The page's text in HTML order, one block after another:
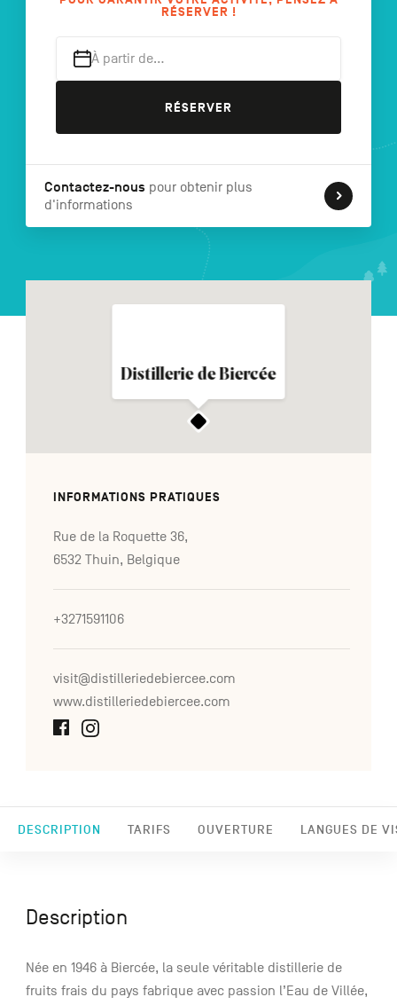
secondaire
RÉSERVER !
À partir de…
RÉSERVER
Contactez-nous pour obtenir plus
d'informations
DESCRIPTION TARIFS OUVERTURE LANGUES DE
Distillerie de Biercée
INFORMATIONS PRATIQUES
Rue de la Roquette 36,
6532 Thuin, Belgique
+3271591106
visit@distilleriedebiercee.com
www.distilleriedebiercee.com
Description
Née en 1946 à Biercée, la seule véritable distillerie de
fruits frais du pays fabrique avec passion l’Eau de Villée,